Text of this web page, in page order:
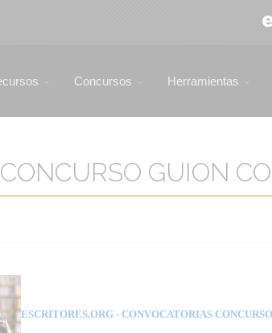
Concursos Herramientas
GUION
ESCRITORES.ORG - CONVOCATORIAS